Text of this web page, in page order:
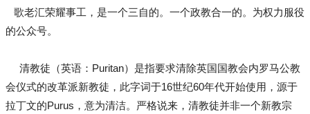
歌老汇荣耀事工，是一个三自的。一个政教合一的。为权力服役
的公众号。
清教徒（英语：Puritan）是指要求清除英国国教会内罗马公教
会仪式的改革派新教徒，此字词于16世纪60年代开始使用，源于
拉丁文的Purus，意为清洁。严格说来，清教徒并非一个新教宗